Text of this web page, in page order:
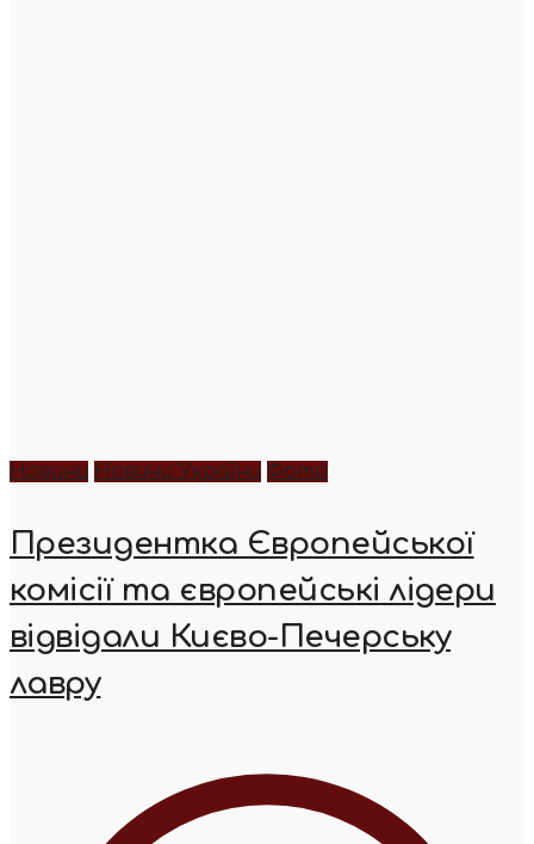
Новини Новини України Фото
Президентка Європейської
комісії та європейські лідери
відвідали Києво-Печерську
лавру